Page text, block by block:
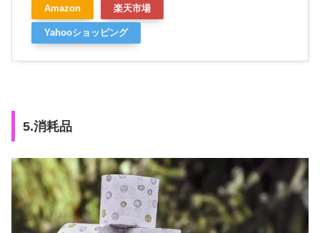
Amazon 楽天市場
Yahooショッピング
5.消耗品